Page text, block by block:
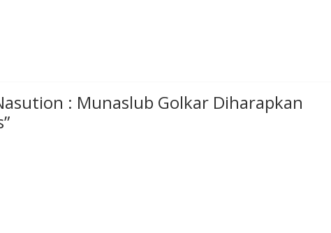
: Munaslub Golkar Diharapkan
”